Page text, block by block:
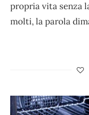
propria vita senza
molti, la parola